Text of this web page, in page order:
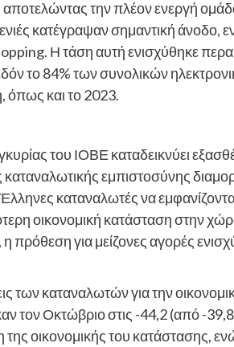
αποτελώντας την πλέον ενεργή
κατέγραψαν σημαντική άνοδο,
Η τάση αυτή ενισχύθηκε
το 84% των συνολικών
όπως και το 2023.
του ΙΟΒΕ καταδεικνύει
εμπιστοσύνης
καταναλωτές να
οικονομική κατάσταση στην
η πρόθεση για μείζονες αγορές
των καταναλωτών για την
τον Οκτώβριο στις -44,2 (από -
οικονομικής του κατάστασης,